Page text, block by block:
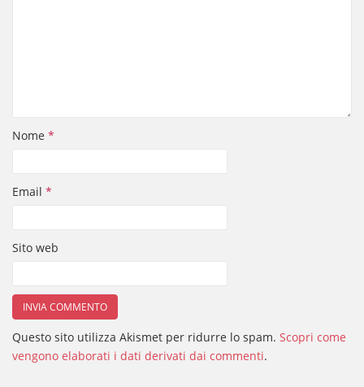
Nome *
Email *
Sito web
Questo sito utilizza Akismet per ridurre lo spam. Scopri come
vengono elaborati i dati derivati dai commenti.